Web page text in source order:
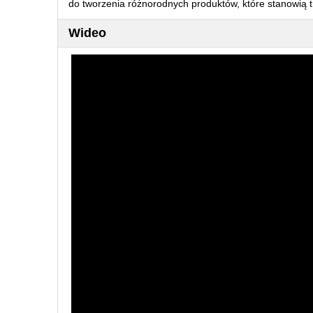
do tworzenia różnorodnych produktów, które stanowią
Wideo